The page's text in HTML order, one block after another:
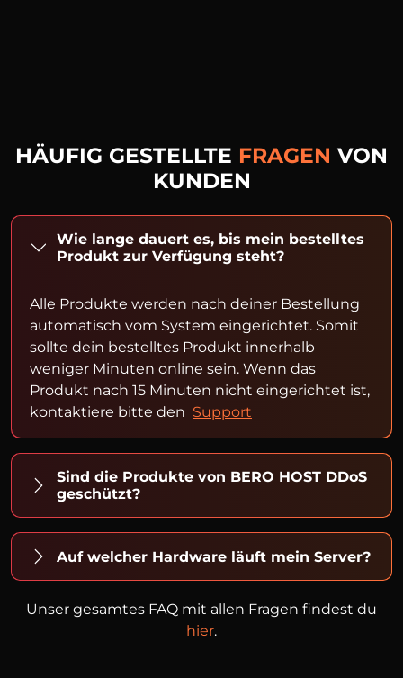
HÄUFIG GESTELLTE FRAGEN VON
KUNDEN
Wie lange dauert es, bis mein bestelltes
Produkt zur Verfügung steht?
Alle Produkte werden nach deiner Bestellung
automatisch vom System eingerichtet. Somit
sollte dein bestelltes Produkt innerhalb
weniger Minuten online sein. Wenn das
Produkt nach 15 Minuten nicht eingerichtet ist,
kontaktiere bitte den Support
Sind die Produkte von BERO HOST DDoS
geschützt?
Auf welcher Hardware läuft mein Server?
Unser gesamtes FAQ mit allen Fragen findest du
hier.